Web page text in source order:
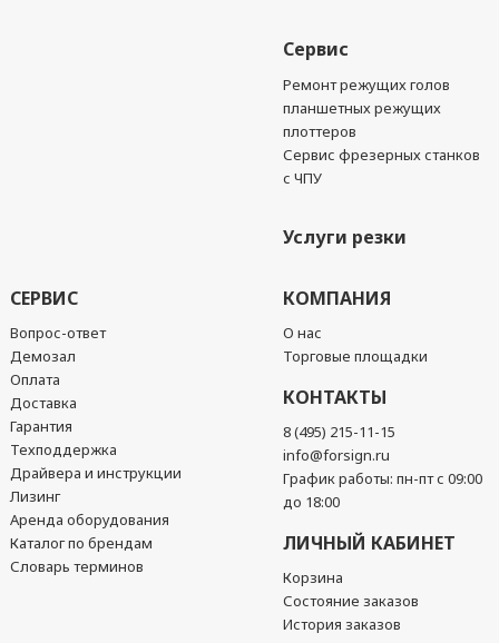
Сервис
Ремонт режущих голов
планшетных режущих
плоттеров
Сервис фрезерных станков
с ЧПУ
Услуги резки
СЕРВИС
Вопрос-ответ
Демозал
Оплата
Доставка
Гарантия
Техподдержка
Драйвера и инструкции
Лизинг
Аренда оборудования
Каталог по брендам
Словарь терминов
КОМПАНИЯ
О нас
Торговые площадки
КОНТАКТЫ
8 (495) 215-11-15
info@forsign.ru
График работы: пн-пт с 09:00
до 18:00
ЛИЧНЫЙ КАБИНЕТ
Корзина
Состояние заказов
История заказов